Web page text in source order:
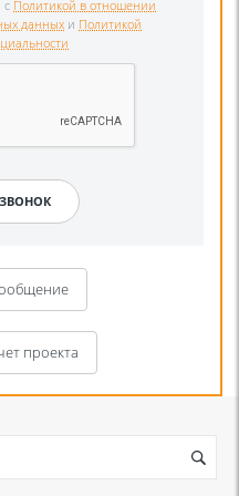
с Политикой в отношении
данных и Политикой
проекта